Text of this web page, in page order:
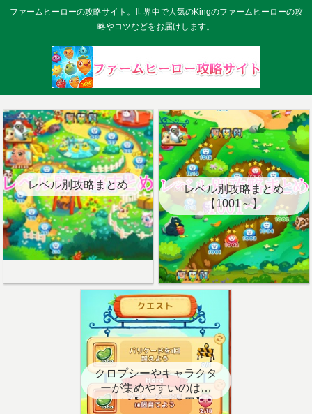
ファームヒーローの攻略サイト。世界中で人気のKingのファームヒーローの攻
略やコツなどをお届けします。
レベル別攻略まとめ
レベル別攻略まとめ
【1001～】
クロプシーやキャラクタ
ーが集めやすいのはど
こ？【クエスト用】